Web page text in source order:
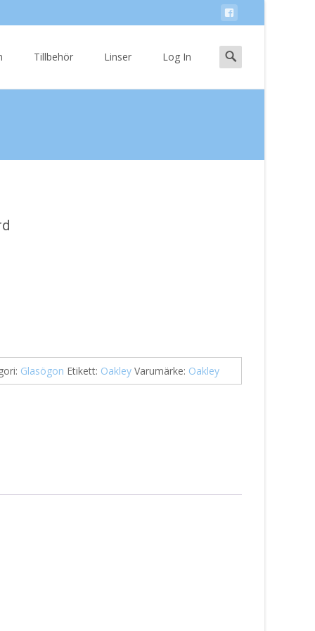
Tillbehör Linser Log In
Search
for:
Glasögon Etikett: Oakley Varumärke: Oakley